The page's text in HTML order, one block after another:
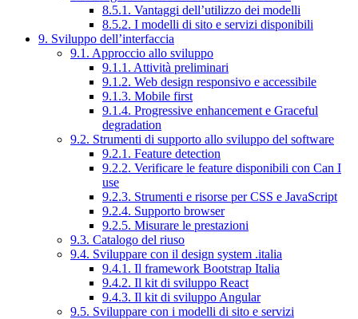
8.5.1. Vantaggi dell’utilizzo dei modelli
8.5.2. I modelli di sito e servizi disponibili
9. Sviluppo dell’interfaccia
9.1. Approccio allo sviluppo
9.1.1. Attività preliminari
9.1.2. Web design responsivo e accessibile
9.1.3. Mobile first
9.1.4. Progressive enhancement e Graceful
degradation
9.2. Strumenti di supporto allo sviluppo del software
9.2.1. Feature detection
9.2.2. Verificare le feature disponibili con Can I
use
9.2.3. Strumenti e risorse per CSS e JavaScript
9.2.4. Supporto browser
9.2.5. Misurare le prestazioni
9.3. Catalogo del riuso
9.4. Sviluppare con il design system .italia
9.4.1. Il framework Bootstrap Italia
9.4.2. Il kit di sviluppo React
9.4.3. Il kit di sviluppo Angular
9.5. Sviluppare con i modelli di sito e servizi